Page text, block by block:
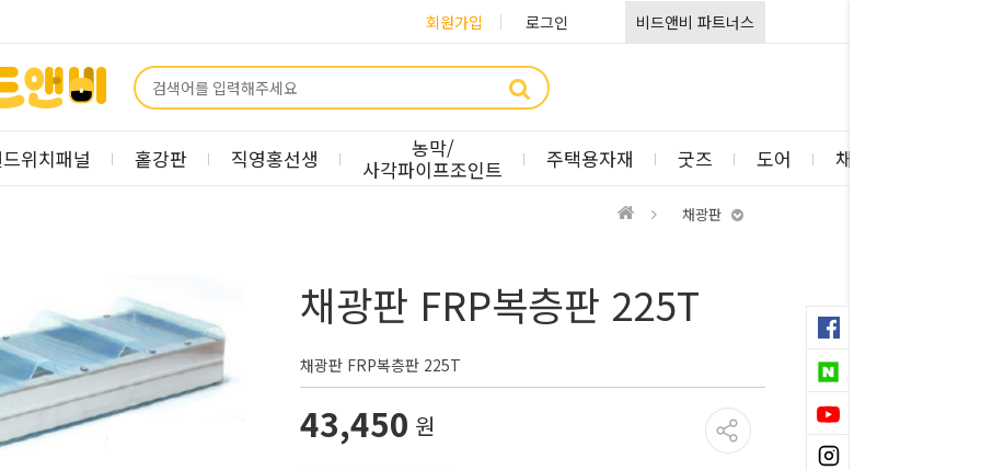
회원가입 로그인 비드앤비 파트너스
위치패널 홑강판 직영홍선생
농막/
사각파이프조인트
주택용자재 굿즈 도어 채광판
채광판
채광판 FRP복층판 225T
채광판 FRP복층판 225T
43,450 원